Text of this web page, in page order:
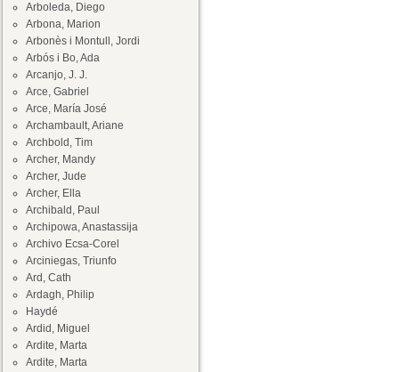
Arboleda, Diego
Arbona, Marion
Arbonès i Montull, Jordi
Arbós i Bo, Ada
Arcanjo, J. J.
Arce, Gabriel
Arce, María José
Archambault, Ariane
Archbold, Tim
Archer, Mandy
Archer, Jude
Archer, Ella
Archibald, Paul
Archipowa, Anastassija
Archivo Ecsa-Corel
Arciniegas, Triunfo
Ard, Cath
Ardagh, Philip
Haydé
Ardid, Miguel
Ardite, Marta
Ardite, Marta